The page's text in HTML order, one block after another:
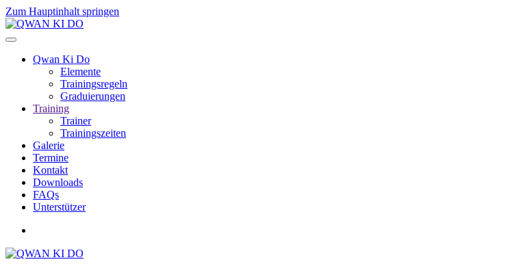
Zum Hauptinhalt springen
Qwan Ki Do
Elemente
Trainingsregeln
Graduierungen
Training
Trainer
Trainingszeiten
Galerie
Termine
Kontakt
Downloads
FAQs
Unterstützer